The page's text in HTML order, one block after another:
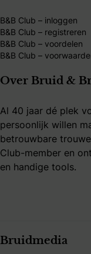
B&B Club – inloggen
B&B Club – registreren
B&B Club – voordelen
B&B Club –
Over Bruid &
Al 40 jaar dé plek
persoonlijk willen
betrouwbare
Club-member en
en handige tools.
Bruidmedia